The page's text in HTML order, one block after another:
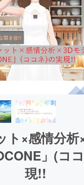
ト×感情分
」(コ
現!!